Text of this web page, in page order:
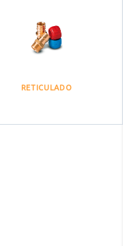
RETICULADO